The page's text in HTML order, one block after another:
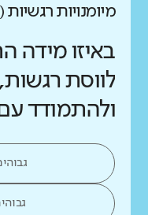
מיומנויות רגשיות
באיזו מידה
לווסת
ולהתמודד